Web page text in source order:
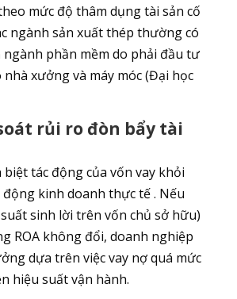
mức độ thâm dụng tài sản cố
ngành sản xuất thép thường có
ngành phần mềm do phải đầu tư
xưởng và máy móc (Đại học
rủi ro đòn bẩy tài
biệt tác động của vốn vay khỏi
kinh doanh thực tế . Nếu
suất sinh lời trên vốn chủ sở hữu)
ROA không đổi, doanh nghiệp
dựa trên việc vay nợ quá mức
hiệu suất vận hành.